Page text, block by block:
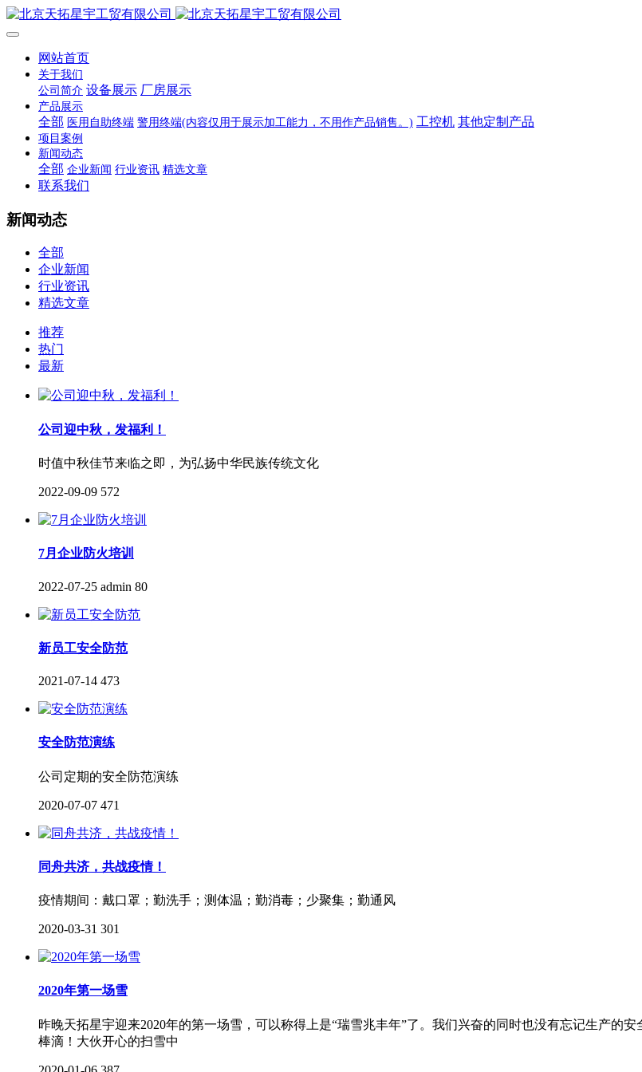
网站首页
关于我们
公司简介 设备展示 厂房展示
产品展示
全部 医用自助终端 警用终端(内容仅用于展示加工能力，不用作产品销售。) 工控机 其他定制产品
项目案例
新闻动态
全部 企业新闻 行业资讯 精选文章
联系我们
新闻动态
全部
企业新闻
行业资讯
精选文章
推荐
热门
最新
公司迎中秋，发福利！
时值中秋佳节来临之即，为弘扬中华民族传统文化
2022-09-09 572
7月企业防火培训
2022-07-25 admin 80
新员工安全防范
2021-07-14 473
安全防范演练
公司定期的安全防范演练
2020-07-07 471
同舟共济，共战疫情！
疫情期间：戴口罩；勤洗手；测体温；勤消毒；少聚集；勤通风
2020-03-31 301
2020年第一场雪
昨晚天拓星宇迎来2020年的第一场雪，可以称得上是“瑞雪兆丰年”了。我们兴奋的同时也没有忘记生产的
棒滴！大伙开心的扫雪中